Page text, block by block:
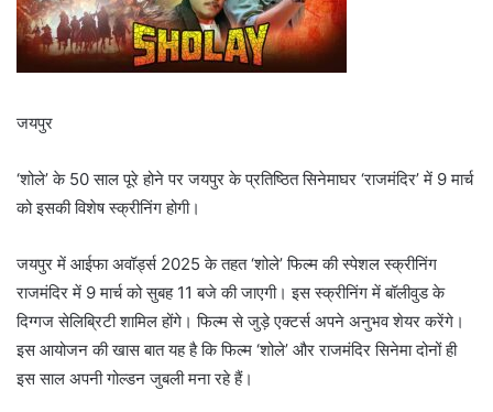
जयपुर
‘शोले’ के 50 साल पूरे होने पर जयपुर के प्रतिष्ठित सिनेमाघर ‘राजमंदिर’ में 9 मार्च
को इसकी विशेष स्क्रीनिंग होगी।
जयपुर में आईफा अवॉर्ड्स 2025 के तहत ‘शोले’ फिल्म की स्पेशल स्क्रीनिंग
राजमंदिर में 9 मार्च को सुबह 11 बजे की जाएगी। इस स्क्रीनिंग में बॉलीवुड के
दिग्गज सेलिब्रिटी शामिल होंगे। फिल्म से जुड़े एक्टर्स अपने अनुभव शेयर करेंगे।
इस आयोजन की खास बात यह है कि फिल्म ‘शोले’ और राजमंदिर सिनेमा दोनों ही
इस साल अपनी गोल्डन जुबली मना रहे हैं।